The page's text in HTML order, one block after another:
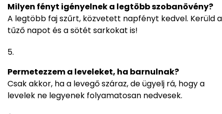
Milyen fényt igényelnek a legtöbb szobanövény?
A legtöbb faj szűrt, közvetett napfényt kedvel. Kerüld a
tűző napot és a sötét sarkokat is!
Permetezzem a leveleket, ha barnulnak?
Csak akkor, ha a levegő száraz, de ügyelj rá, hogy a
levelek ne legyenek folyamatosan nedvesek.